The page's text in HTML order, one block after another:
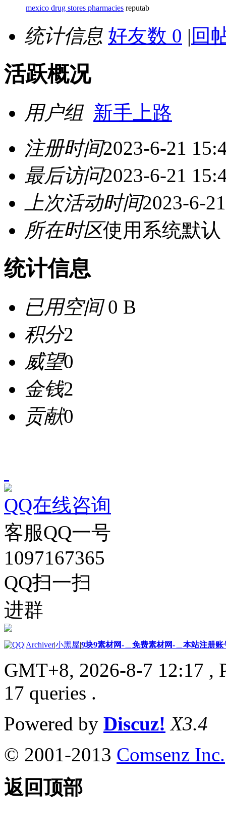
mexico drug stores pharmacies reputab
统计信息 好友数 0 | 回
活跃概况
用户组 新手上路
注册时间2023-6-21
最后访问2023-6-21
上次活动时间2023-6-
所在时区使用系统默认
统计信息
已用空间0 B
积分2
威望0
金钱2
贡献0
QQ在线咨询
客服QQ一号
1097167365
QQ扫一扫
进群
|Archiver|小黑屋|9块9素材网-＿免费素材网-＿本站注册账
GMT+8, 2026-8-7 12:17 ,
17 queries .
Powered by Discuz! X3.4
© 2001-2013 Comsenz Inc.
返回顶部